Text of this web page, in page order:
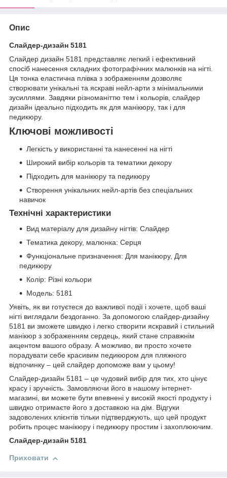
Опис
Слайдер-дизайн 5181
Слайдер дизайн 5181 представляє легкий і ефективний
спосіб нанесення складних фотографічних малюнків на нігті.
Ця тонка еластична плівка з зображенням дозволяє
створювати унікальні та яскраві нейл-арти з мінімальними
зусиллями. Завдяки різноманіттю тем і кольорів, слайдер
дизайн ідеально підходить як для манікюру, так і для
педикюру.
Ключові можливості
Легкість у використанні та нанесенні на нігті
Широкий вибір кольорів та тематики декору
Підходить для манікюру та педикюру
Створення унікальних нейл-артів без спеціальних
навичок
Технічні характеристики
Вид матеріалу для дизайну нігтів: Слайдер
Тематика декору, малюнка: Серця
Функціональне призначення: Для манікюру, Для
педикюру
Колір: Різні кольори
Модель: 5181
Уявіть, як ви готуєтеся до важливої події і хочете, щоб ваші
нігті виглядали бездоганно. За допомогою слайдер-дизайну
5181 ви зможете швидко і легко створити яскравий і стильний
манікюр з зображенням сердець, який стане справжнім
акцентом вашого образу. А можливо, ви просто хочете
порадувати себе красивим педикюром для пляжного
відпочинку – цей слайдер допоможе вам у цьому!
Слайдер-дизайн 5181 – це чудовий вибір для тих, хто цінує
красу і зручність. Замовляючи його в нашому інтернет-
магазині, ви можете бути впевнені у високій якості продукту і
швидко отримаєте його з доставкою на дім. Відгуки
задоволених клієнтів тільки підтверджують, що цей продукт
робить процес манікюру і педикюру простим і захоплюючим.
Слайдер-дизайн 5181
Приховати